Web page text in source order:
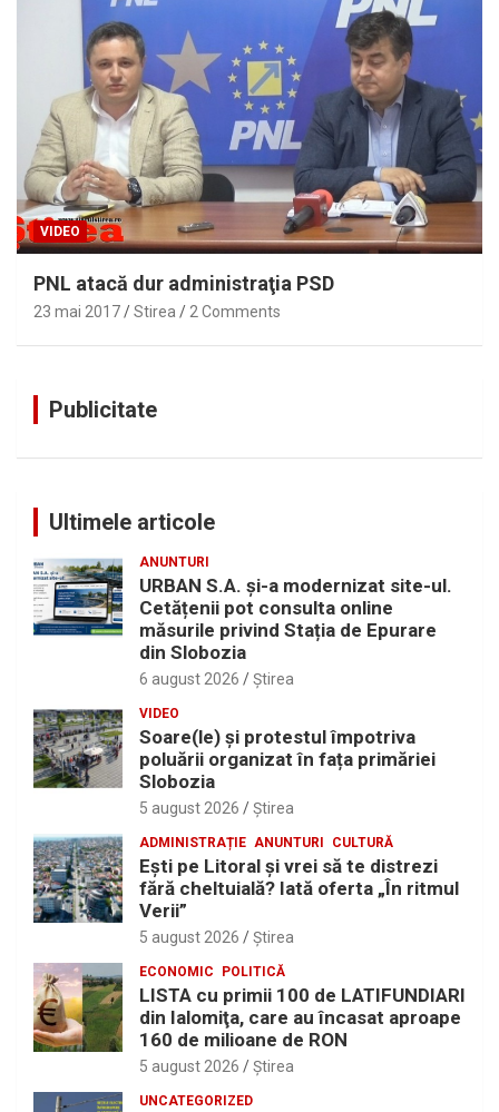
VIDEO
PNL atacă dur administraţia PSD
23 mai 2017 Stirea 2 Comments
Publicitate
Ultimele articole
ANUNTURI
URBAN S.A. și-a modernizat site-ul.
Cetățenii pot consulta online
măsurile privind Stația de Epurare
din Slobozia
6 august 2026 Ştirea
VIDEO
Soare(le) și protestul împotriva
poluării organizat în fața primăriei
Slobozia
5 august 2026 Ştirea
ADMINISTRAȚIE ANUNTURI CULTURĂ
Eşti pe Litoral şi vrei să te distrezi
fără cheltuială? Iată oferta „În ritmul
Verii”
5 august 2026 Ştirea
ECONOMIC POLITICĂ
LISTA cu primii 100 de LATIFUNDIARI
din Ialomiţa, care au încasat aproape
160 de milioane de RON
5 august 2026 Ştirea
UNCATEGORIZED